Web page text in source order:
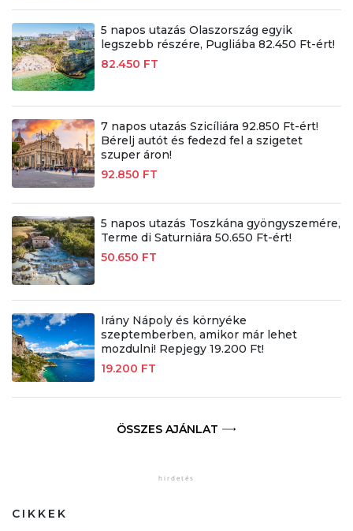
5 napos utazás Olaszország egyik
legszebb részére, Pugliába 82.450 Ft-ért!
82.450 FT
7 napos utazás Szicíliára 92.850 Ft-ért!
Bérelj autót és fedezd fel a szigetet
szuper áron!
92.850 FT
5 napos utazás Toszkána gyöngyszemére,
Terme di Saturniára 50.650 Ft-ért!
50.650 FT
Irány Nápoly és környéke
szeptemberben, amikor már lehet
mozdulni! Repjegy 19.200 Ft!
19.200 FT
ÖSSZES AJÁNLAT
CIKKEK